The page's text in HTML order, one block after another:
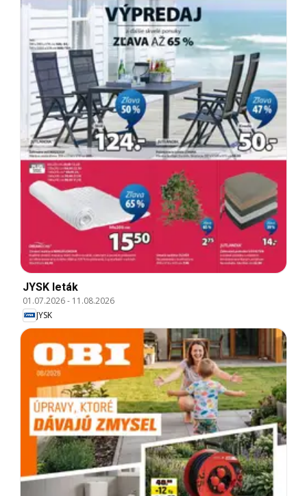
JYSK leták
01.07.2026- 11.08.2026
JYSK